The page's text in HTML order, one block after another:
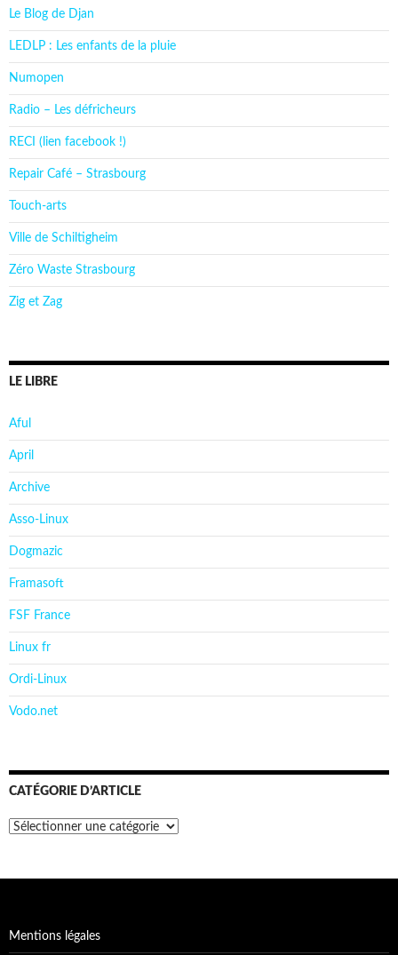
Le Blog de Djan
LEDLP : Les enfants de la pluie
Numopen
Radio – Les défricheurs
RECI (lien facebook !)
Repair Café – Strasbourg
Touch-arts
Ville de Schiltigheim
Zéro Waste Strasbourg
Zig et Zag
LE LIBRE
Aful
April
Archive
Asso-Linux
Dogmazic
Framasoft
FSF France
Linux fr
Ordi-Linux
Vodo.net
CATÉGORIE D’ARTICLE
Catégorie
Mentions légales